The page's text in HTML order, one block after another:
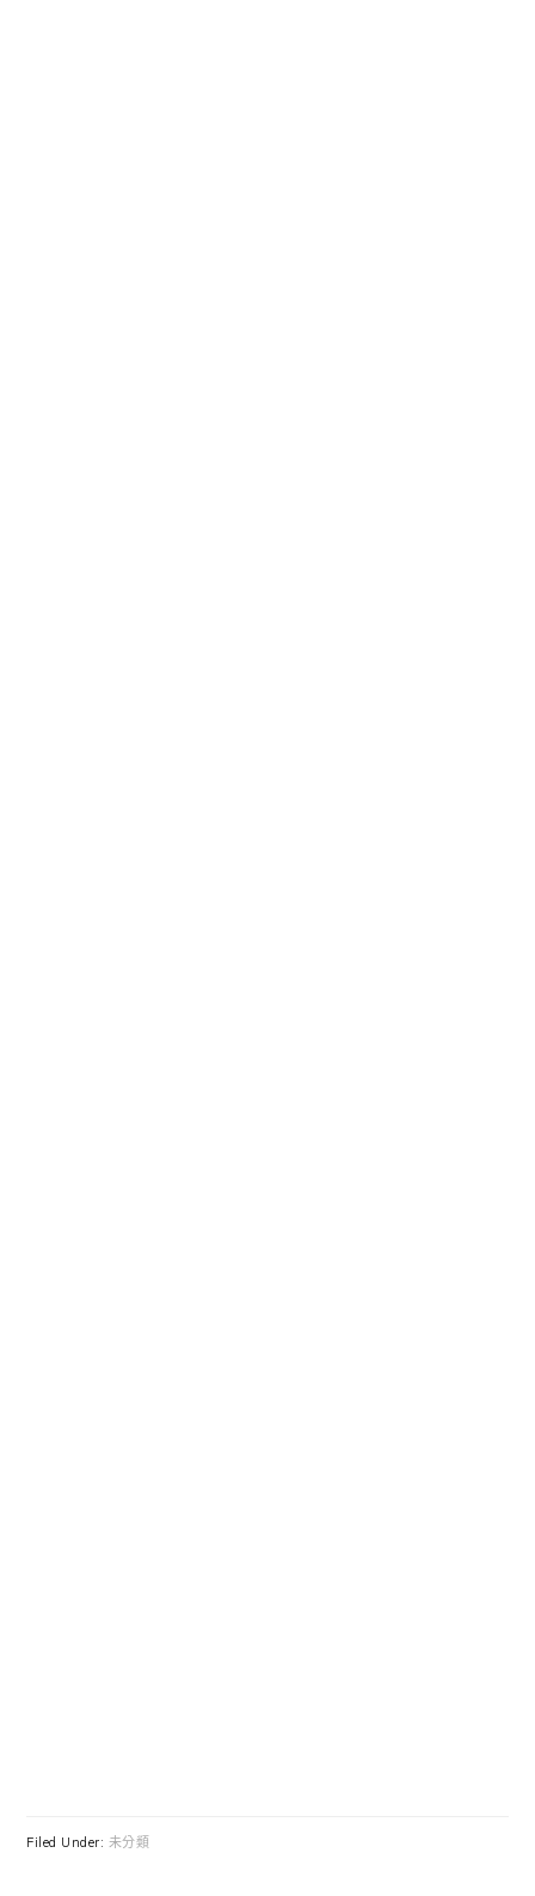
Filed Under: 未分類